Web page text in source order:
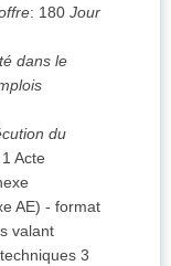
: 180 Jour
dans le
du
Acte
AE) - format
valant
3